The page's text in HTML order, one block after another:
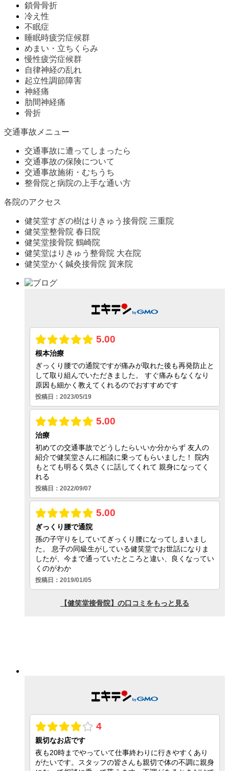
鎖骨骨折
冷え性
不眠症
睡眠時疲労症候群
めまい・立ちくらみ
慢性疲労症候群
自律神経の乱れ
起立性調節障害
神経痛
肋間神経痛
骨折
交通事故メニュー
交通事故に遭ってしまったら
交通事故の保険について
交通事故施術・むちうち
整骨院と病院の上手な通い方
各院のアクセス
健笑堂すぎの樹はりきゅう接骨院 三重院
健笑堂整骨院 春日院
健笑堂接骨院 鶴崎院
健笑堂はりきゅう整骨院 大在院
健笑堂かく鍼灸接骨院 賀来院